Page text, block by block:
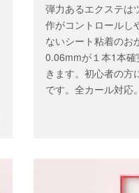
弾力あるエクステは
作がコントロールし
ないシート粘着のお
0.06mmが１本1本
きます。初心者の方
です。全カール対応。
長 さ：mixサイズ